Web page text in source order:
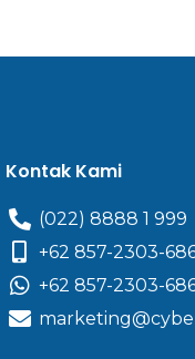
Kontak Kami
(022) 8888 1 999
+62 857-2303-
+62 857-2303-